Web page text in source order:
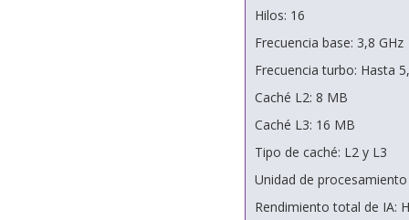
Hilos: 16
Frecuencia base: 3,8 GHz
Frecuencia turbo: Hasta
Caché L2: 8 MB
Caché L3: 16 MB
Tipo de caché: L2 y L3
Unidad de
Rendimiento total de IA: